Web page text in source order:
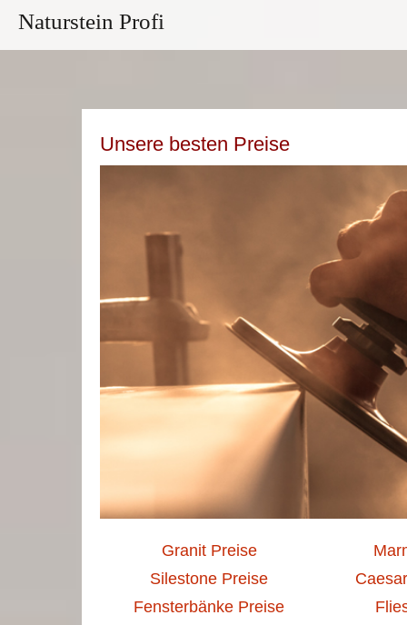
Naturstein Profi
Unsere besten Preise
Granit Preise
Silestone Preise
Fensterbänke Preise